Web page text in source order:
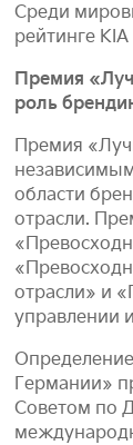
Среди
рейтинге
Премия
роль
Премия
области
отрасли.
отрасли» и
управлении
Германии»
Советом по